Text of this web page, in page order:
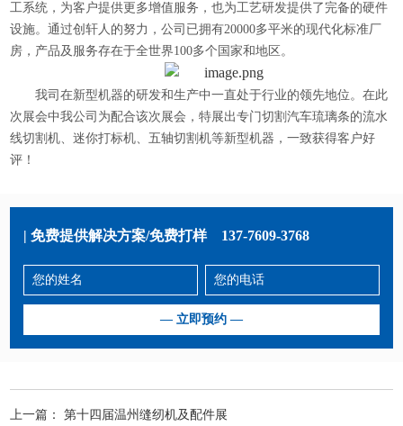
工系统，为客户提供更多增值服务，也为工艺研发提供了完备的硬件
设施。通过创轩人的努力，公司已拥有20000多平米的现代化标准厂
房，产品及服务存在于全世界100多个国家和地区。
我司在新型机器的研发和生产中一直处于行业的领先地位。在此
次展会中我公司为配合该次展会，特展出专门切割汽车琉璃条的流水
线切割机、迷你打标机、五轴切割机等新型机器，一致获得客户好
评！
| 免费提供解决方案/免费打样 137-7609-3768
上一篇：第十四届温州缝纫机及配件展